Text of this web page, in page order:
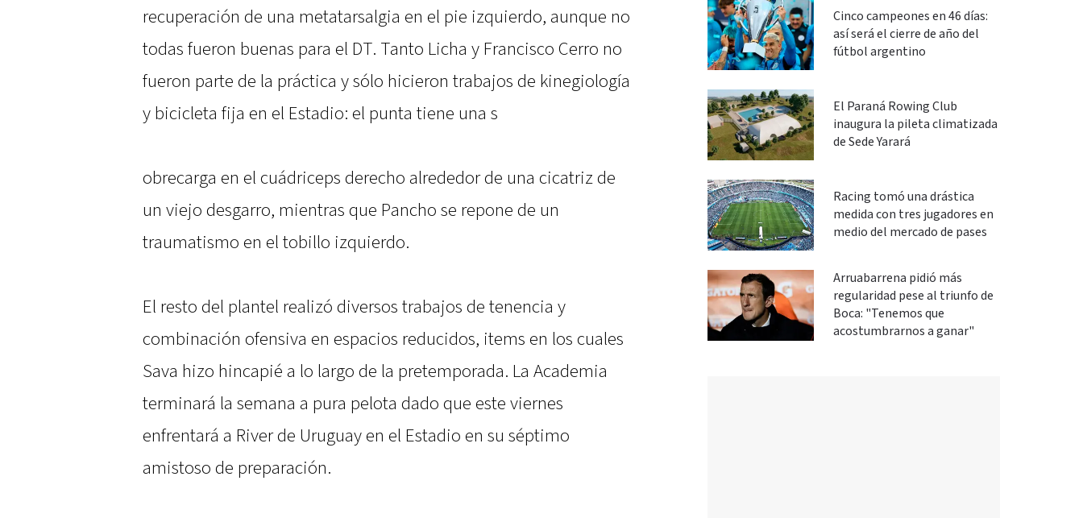
recuperación de una metatarsalgia en el pie izquierdo, aunque no
todas fueron buenas para el DT. Tanto Licha y Francisco Cerro no
fueron parte de la práctica y sólo hicieron trabajos de kinegiología
y bicicleta fija en el Estadio: el punta tiene una s
obrecarga en el cuádriceps derecho alrededor de una cicatriz de
un viejo desgarro, mientras que Pancho se repone de un
traumatismo en el tobillo izquierdo.
El resto del plantel realizó diversos trabajos de tenencia y
combinación ofensiva en espacios reducidos, items en los cuales
Sava hizo hincapié a lo largo de la pretemporada. La Academia
terminará la semana a pura pelota dado que este viernes
enfrentará a River de Uruguay en el Estadio en su séptimo
amistoso de preparación.
Cinco campeones en 46 días:
así será el cierre de año del
fútbol argentino
El Paraná Rowing Club
inaugura la pileta climatizada
de Sede Yarará
Racing tomó una drástica
medida con tres jugadores en
medio del mercado de pases
Arruabarrena pidió más
regularidad pese al triunfo de
Boca: "Tenemos que
acostumbrarnos a ganar"